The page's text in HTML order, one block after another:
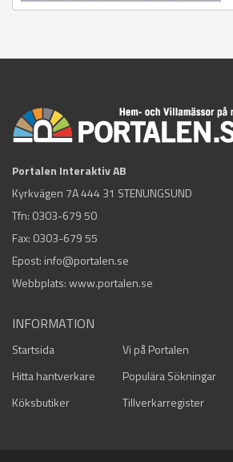
Portalen Interaktiv AB
Kyrkvägen 7A 444 31 STENUNGSUND
Tfn: 0303-679 50
Fax: 0303-679 55
Epost: info@portalen.se
Webbplats: www.portalen.se
INFORMATION
Startsida Vi på Portalen
Hitta hantverkare
Populära Sökningar
Köksbutiker
Tillverkarregister